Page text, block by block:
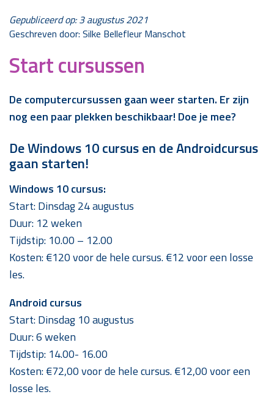
Gepubliceerd op: 3 augustus 2021
Geschreven door: Silke Bellefleur Manschot
Start cursussen
De computercursussen gaan weer starten. Er zijn
nog een paar plekken beschikbaar! Doe je mee?
De Windows 10 cursus en de Androidcursus
gaan starten!
Windows 10 cursus:
Start: Dinsdag 24 augustus
Duur: 12 weken
Tijdstip: 10.00 – 12.00
Kosten: €120 voor de hele cursus. €12 voor een losse
les.
Android cursus
Start: Dinsdag 10 augustus
Duur: 6 weken
Tijdstip: 14.00- 16.00
Kosten: €72,00 voor de hele cursus. €12,00 voor een
losse les.